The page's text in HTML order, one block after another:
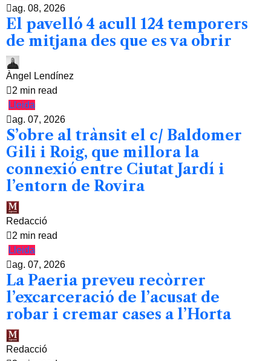
ag. 08, 2026
El pavelló 4 acull 124 temporers
de mitjana des que es va obrir
Àngel Lendínez
2 min read
Lleida
ag. 07, 2026
S’obre al trànsit el c/ Baldomer
Gili i Roig, que millora la
connexió entre Ciutat Jardí i
l’entorn de Rovira
Redacció
2 min read
Lleida
ag. 07, 2026
La Paeria preveu recòrrer
l’excarceració de l’acusat de
robar i cremar cases a l’Horta
Redacció